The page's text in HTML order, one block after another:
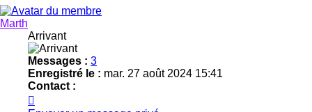
Marth
Arrivant
Messages : 3
Enregistré le : mar. 27 août 2024 15:41
Contact :